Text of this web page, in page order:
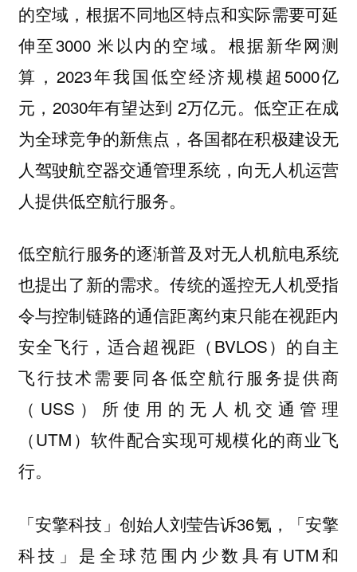
的空域，根据不同地区特点和实际需要可延
伸至3000 米以内的空域。根据新华网测
算，2023年我国低空经济规模超5000亿
元，2030年有望达到 2万亿元。低空正在成
为全球竞争的新焦点，各国都在积极建设无
人驾驶航空器交通管理系统，向无人机运营
人提供低空航行服务。
低空航行服务的逐渐普及对无人机航电系统
也提出了新的需求。传统的遥控无人机受指
令与控制链路的通信距离约束只能在视距内
安全飞行，适合超视距（BVLOS）的自主
飞行技术需要同各低空航行服务提供商
（USS）所使用的无人机交通管理
（UTM）软件配合实现可规模化的商业飞
行。
「安擎科技」创始人刘莹告诉36氪，「安擎
科技」是全球范围内少数具有UTM和